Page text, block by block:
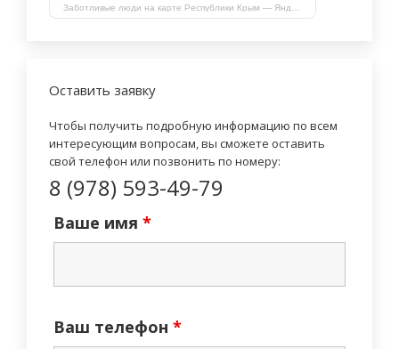
Оставить заявку
Чтобы получить подробную информацию по всем
интересующим вопросам, вы сможете оставить
свой телефон или позвонить по номеру:
8 (978) 593-49-79
Ваше имя *
Ваш телефон *